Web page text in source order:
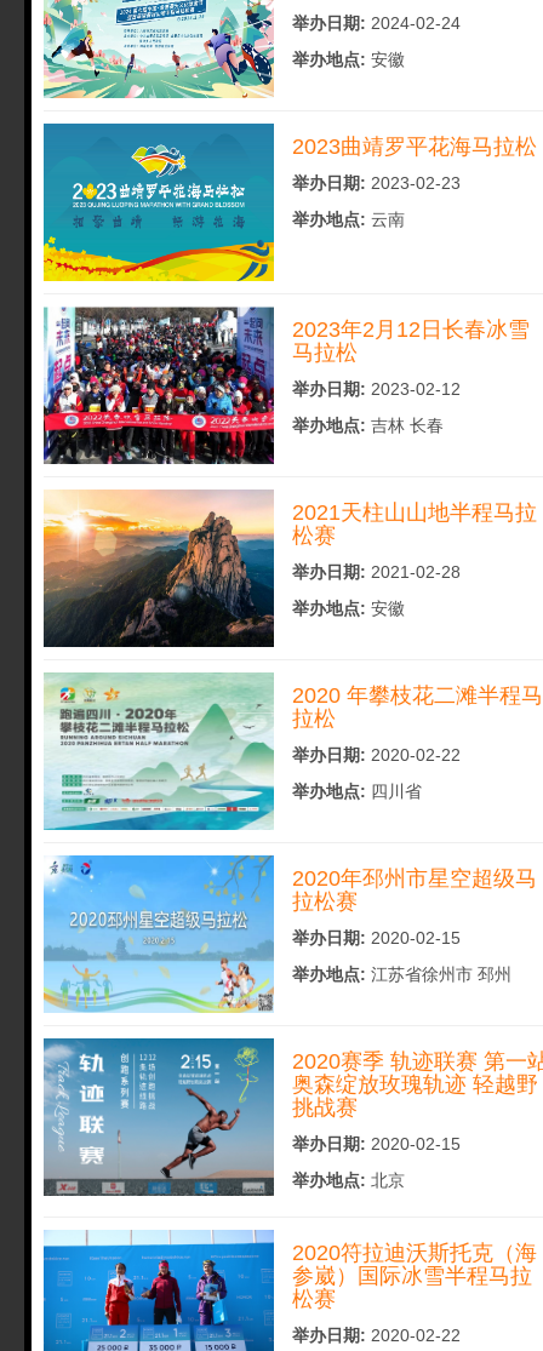
举办日期: 2024-02-24
举办地点: 安徽
2023曲靖罗平花海马拉松
举办日期: 2023-02-23
举办地点: 云南
2023年2月12日长春冰雪
马拉松
举办日期: 2023-02-12
举办地点: 吉林 长春
2021天柱山山地半程马拉
松赛
举办日期: 2021-02-28
举办地点: 安徽
2020 年攀枝花二滩半程马
拉松
举办日期: 2020-02-22
举办地点: 四川省
2020年邳州市星空超级马
拉松赛
举办日期: 2020-02-15
举办地点: 江苏省徐州市 邳州
2020赛季 轨迹联赛 第一
奥森绽放玫瑰轨迹 轻越野
挑战赛
举办日期: 2020-02-15
举办地点: 北京
2020符拉迪沃斯托克（海
参崴）国际冰雪半程马拉
松赛
举办日期: 2020-02-22